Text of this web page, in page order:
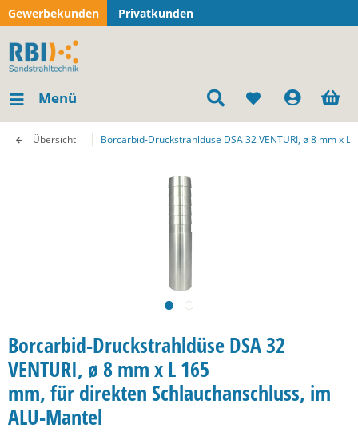
Gewerbekunden Privatkunden
Menü
Übersicht Borcarbid-Druckstrahldüse DSA 32 VENTURI, ø 8 mm x L
Borcarbid-Druckstrahldüse DSA 32
VENTURI, ø 8 mm x L 165
mm, für direkten Schlauchanschluss, im
ALU-Mantel